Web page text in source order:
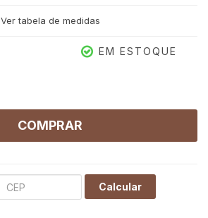
48
Ver tabela de medidas
EM ESTOQUE
COMPRAR
Calcular